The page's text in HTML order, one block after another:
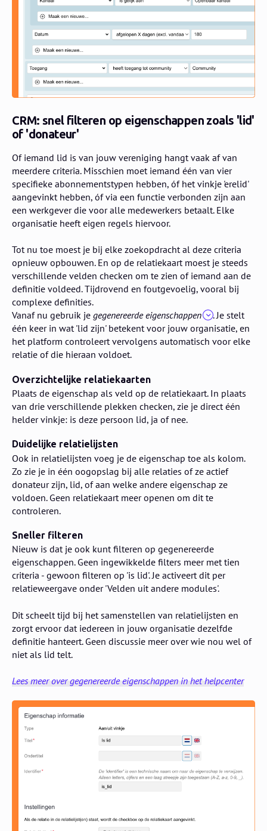
CRM: snel filteren op eigenschappen zoals 'lid'
of 'donateur'
Of iemand lid is van jouw vereniging hangt vaak af van
meerdere criteria. Misschien moet iemand één van vier
specifieke abonnementstypen hebben, óf het vinkje 'erelid'
aangevinkt hebben, óf via een functie verbonden zijn aan
een werkgever die voor alle medewerkers betaalt. Elke
organisatie heeft eigen regels hiervoor.
Tot nu toe moest je bij elke zoekopdracht al deze criteria
opnieuw opbouwen. En op de relatiekaart moest je steeds
verschillende velden checken om te zien of iemand aan de
definitie voldeed. Tijdrovend en foutgevoelig, vooral bij
complexe definities.
Vanaf nu gebruik je gegenereerde eigenschappen
. Je stelt
één keer in wat 'lid zijn' betekent voor jouw organisatie, en
het platform controleert vervolgens automatisch voor elke
relatie of die hieraan voldoet.
Overzichtelijke relatiekaarten
Plaats de eigenschap als veld op de relatiekaart. In plaats
van drie verschillende plekken checken, zie je direct één
helder vinkje: is deze persoon lid, ja of nee.
Duidelijke relatielijsten
Ook in relatielijsten voeg je de eigenschap toe als kolom.
Zo zie je in één oogopslag bij alle relaties of ze actief
donateur zijn, lid, of aan welke andere eigenschap ze
voldoen. Geen relatiekaart meer openen om dit te
controleren.
Sneller filteren
Nieuw is dat je ook kunt filteren op gegenereerde
eigenschappen. Geen ingewikkelde filters meer met tien
criteria - gewoon filteren op 'is lid'. Je activeert dit per
relatieweergave onder 'Velden uit andere modules'.
Dit scheelt tijd bij het samenstellen van relatielijsten en
zorgt ervoor dat iedereen in jouw organisatie dezelfde
definitie hanteert. Geen discussie meer over wie nou wel of
niet als lid telt.
Lees meer over gegenereerde eigenschappen in het helpcenter